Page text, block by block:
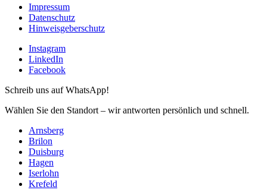
Impressum
Datenschutz
Hinweisgeberschutz
Instagram
LinkedIn
Facebook
Schreib uns auf WhatsApp!
Wählen Sie den Standort – wir antworten persönlich und schnell.
Arnsberg
Brilon
Duisburg
Hagen
Iserlohn
Krefeld